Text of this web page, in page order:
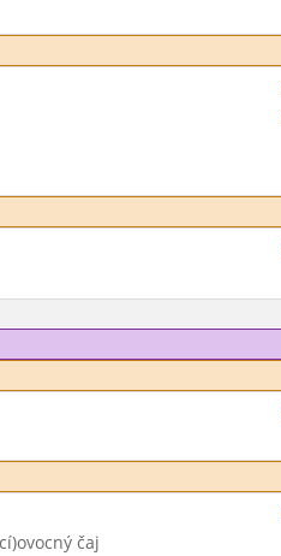
čaj